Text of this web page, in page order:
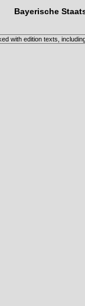
Bayerische